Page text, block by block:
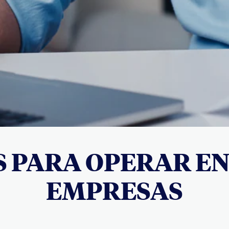
PARA OPERAR
EMPRESAS